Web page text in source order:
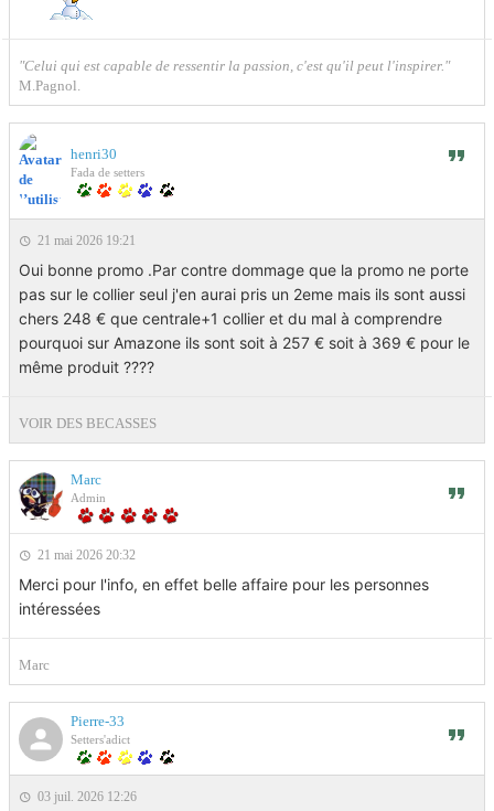
"Celui qui est capable de ressentir la passion, c'est qu'il peut l'inspirer."
M.Pagnol.
henri30
Fada de setters
21 mai 2026 19:21
Oui bonne promo .Par contre dommage que la promo ne porte
pas sur le collier seul j'en aurai pris un 2eme mais ils sont aussi
chers 248 € que centrale+1 collier et du mal à comprendre
pourquoi sur Amazone ils sont soit à 257 € soit à 369 € pour le
même produit ????
VOIR DES BECASSES
Marc
Admin
21 mai 2026 20:32
Merci pour l'info, en effet belle affaire pour les personnes
intéressées
Marc
Pierre-33
Setters'adict
03 juil. 2026 12:26